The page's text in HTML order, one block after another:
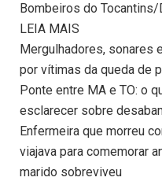
Bombeiros do Tocantins/
LEIA MAIS
Mergulhadores, sonares
por vítimas da queda de
Ponte entre MA e TO: o
esclarecer sobre
Enfermeira que morreu
viajava para comemorar
marido sobreviveu